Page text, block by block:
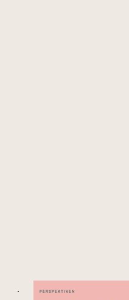
PERSPEKTIVEN